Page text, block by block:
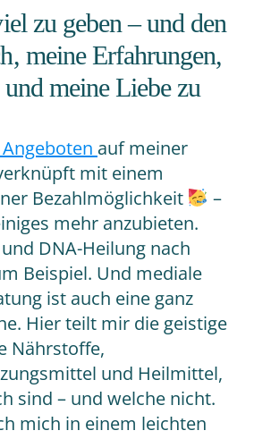
zu geben – und den
meine Erfahrungen,
meine Liebe zu
auf meiner
mit einem
Bezahlmöglichkeit
–
mehr anzubieten.
DNA-Heilung nach
Beispiel. Und mediale
ist auch eine ganz
Hier teilt mir die geistige
Nährstoffe,
und Heilmittel,
sind – und welche nicht.
mich in einem leichten